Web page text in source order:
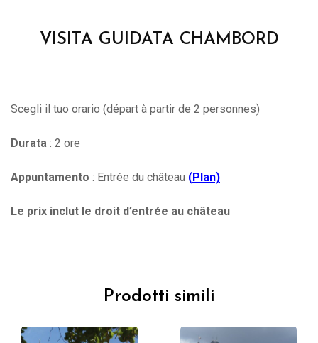
VISITA GUIDATA CHAMBORD
Scegli il tuo orario (départ à partir de 2 personnes)
Durata : 2 ore
Appuntamento : Entrée du château (Plan)
Le prix inclut le droit d’entrée au château
Prodotti simili